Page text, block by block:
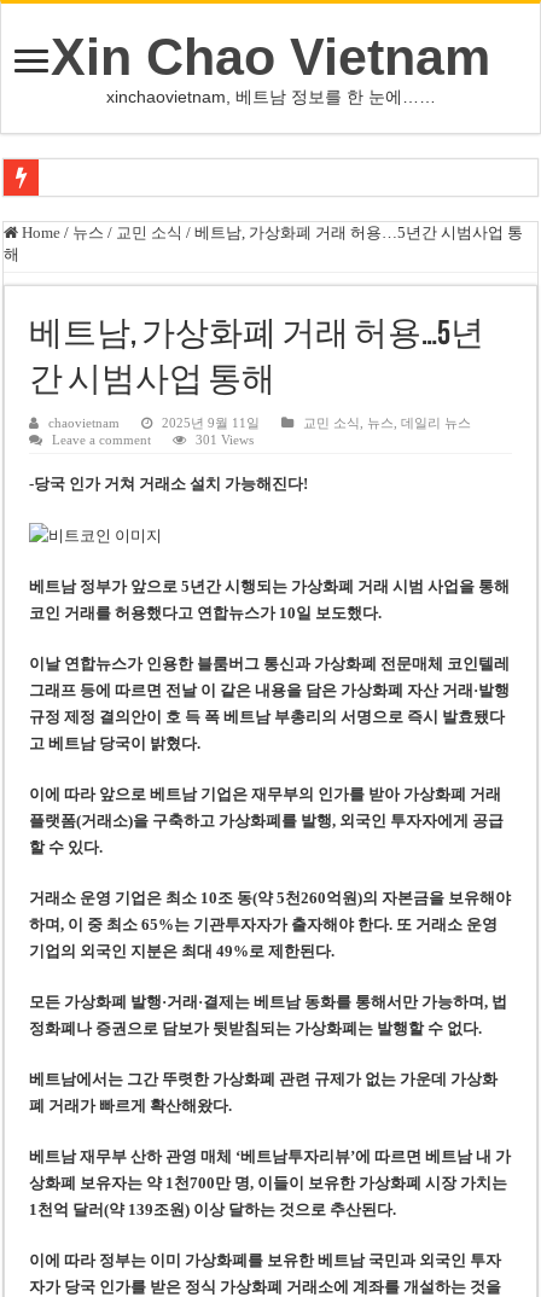
Xin Chao Vietnam
xinchaovietnam, 베트남 정보를 한 눈에……
하노이-하이퐁 고속도로 차량 투석 용의자 신원 확인
베트남 증시 업그레이드, 수십억 달러 유입 전망…수혜주는
하노이 쌍둥이 타워 99층 부지 현장…세계 최고층 빌딩 추진
하노이 부동산 시장, 아파트 선호도 급부상…토지·단독주택 주춤
베트남주식 SST, 2025년 현금 배당 80% 결정…과거 최대 350% 지급 이력
베트남, 8월부터 토지·측량 처벌 강화… 기획사 코뮌 위원장 과태료 상한 50
호찌민시, 약 6,500㎡ 토지 용도변경 승인…리조트 개발 추진
Home / 뉴스 / 교민 소식 / 베트남, 가상화폐 거래 허용…5년간 시범사업 통
해
베트남, 가상화폐 거래 허용…5년
간 시범사업 통해
chaovietnam 2025년 9월 11일 교민 소식 뉴스 ,데일리 뉴스
Leave a comment
301 Views
-당국 인가 거쳐 거래소 설치 가능해진다!
베트남 정부가 앞으로 5년간 시행되는 가상화폐 거래 시범 사업을 통해
코인 거래를 허용했다고 연합뉴스가 10일 보도했다.
이날 연합뉴스가 인용한 블룸버그 통신과 가상화폐 전문매체 코인텔레
그래프 등에 따르면 전날 이 같은 내용을 담은 가상화폐 자산 거래·발행
규정 제정 결의안이 호 득 폭 베트남 부총리의 서명으로 즉시 발효됐다
고 베트남 당국이 밝혔다.
이에 따라 앞으로 베트남 기업은 재무부의 인가를 받아 가상화폐 거래
플랫폼(거래소)을 구축하고 가상화폐를 발행, 외국인 투자자에게 공급
할 수 있다.
거래소 운영 기업은 최소 10조 동(약 5천260억원)의 자본금을 보유해야
하며, 이 중 최소 65%는 기관투자자가 출자해야 한다. 또 거래소 운영
기업의 외국인 지분은 최대 49%로 제한된다.
모든 가상화폐 발행·거래·결제는 베트남 동화를 통해서만 가능하며, 법
정화폐나 증권으로 담보가 뒷받침되는 가상화폐는 발행할 수 없다.
베트남에서는 그간 뚜렷한 가상화폐 관련 규제가 없는 가운데 가상화
폐 거래가 빠르게 확산해왔다.
베트남 재무부 산하 관영 매체 ‘베트남투자리뷰’에 따르면 베트남 내 가
상화폐 보유자는 약 1천700만 명, 이들이 보유한 가상화폐 시장 가치는
1천억 달러(약 139조원) 이상 달하는 것으로 추산된다.
이에 따라 정부는 이미 가상화폐를 보유한 베트남 국민과 외국인 투자
자가 당국 인가를 받은 정식 가상화폐 거래소에 계좌를 개설하는 것을